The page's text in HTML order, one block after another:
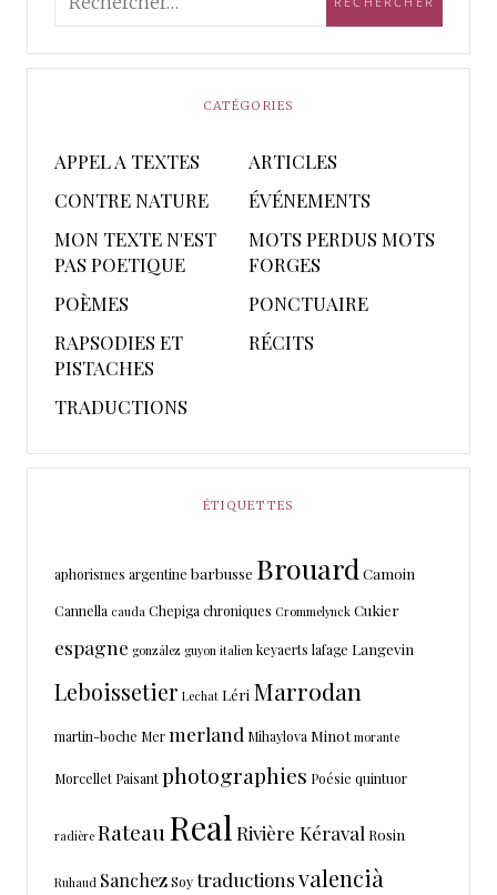
CATÉGORIES
APPEL A TEXTES
ARTICLES
CONTRE NATURE
ÉVÉNEMENTS
MON TEXTE N'EST
PAS POETIQUE
MOTS PERDUS MOTS
FORGES
POÈMES
PONCTUAIRE
RAPSODIES ET
PISTACHES
RÉCITS
TRADUCTIONS
ÉTIQUETTES
aphorismes argentine barbusse Brouard Camoin
Cannella cauda Chepiga chroniques Crommelynck Cukier
espagne gonzález guyon italien keyaerts lafage Langevin
Leboissetier Lechat Léri Marrodan
martin-boche Mermerland Mihaylova Minot morante
Morcellet Paisantphotographies Poésie quintuor
radière Rateau Real Rivière Kéraval Rosin
Ruhaud SanchezSoytraductionsvalencià